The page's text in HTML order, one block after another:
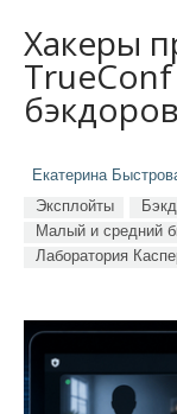
Хакеры
TrueConf
бэкдоров
Екатерина
Эксплойты
Малый и средний
Лаборатория